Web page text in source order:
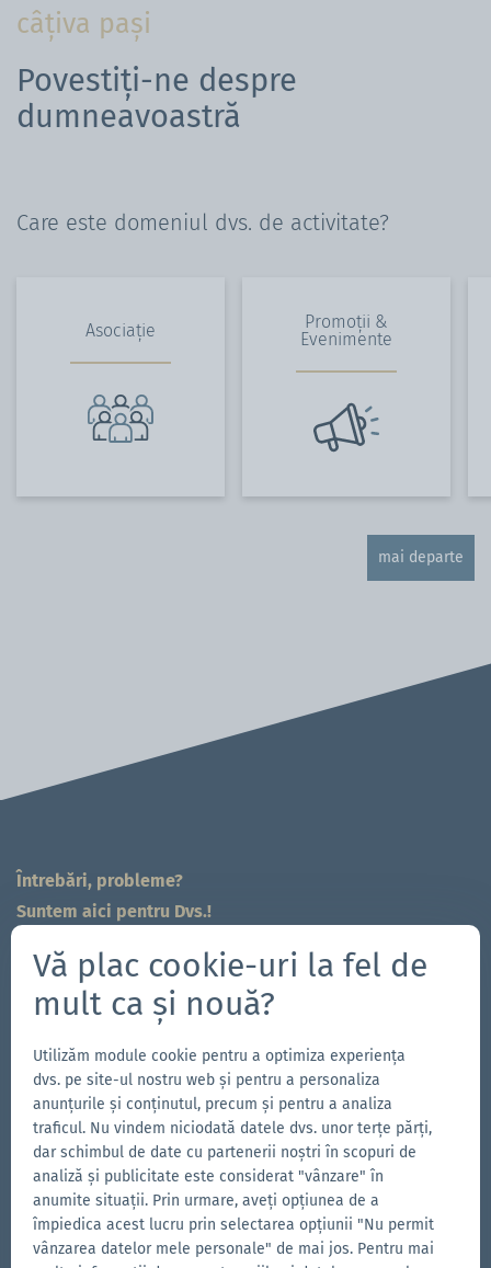
câțiva pași
Povestiți-ne despre
dumneavoastră
Care este domeniul dvs. de activitate?
Asociație
Promoții &
Evenimente
mai departe
Întrebări, probleme?
Suntem aici pentru Dvs.!
sales.east@zingerle.group
Accesează
pagina
noastră
Facebook
Accesează
pagina
noastră
de
Instagram
Urmărește-
ne
pe
YouTube
Accesează
pagina
noastră
de
LinkedIn
Alte mărci ale Zingerle Group
Accesează
site-
ul
Accesează
site-
ul
Accesează
Vă plac cookie-uri la fel de
mult ca și nouă?
Utilizăm module cookie pentru a optimiza experiența
dvs. pe site-ul nostru web și pentru a personaliza
anunțurile și conținutul, precum și pentru a analiza
traficul. Nu vindem niciodată datele dvs. unor terțe părți,
dar schimbul de date cu partenerii noștri în scopuri de
analiză și publicitate este considerat "vânzare" în
anumite situații. Prin urmare, aveți opțiunea de a
împiedica acest lucru prin selectarea opțiunii "Nu permit
vânzarea datelor mele personale" de mai jos. Pentru mai